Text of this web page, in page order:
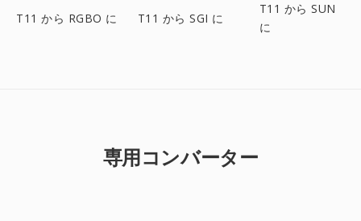
T11 から RGBO に T11 から SGI に
T11 から SUN
に
専用コンバーター